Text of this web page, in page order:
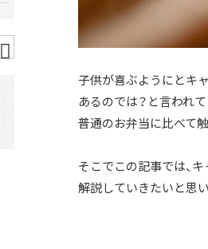
子供が喜ぶようにとキ
あるのでは？と言われ
普通のお弁当に比べて
そこでこの記事では、
解説していきたいと思い